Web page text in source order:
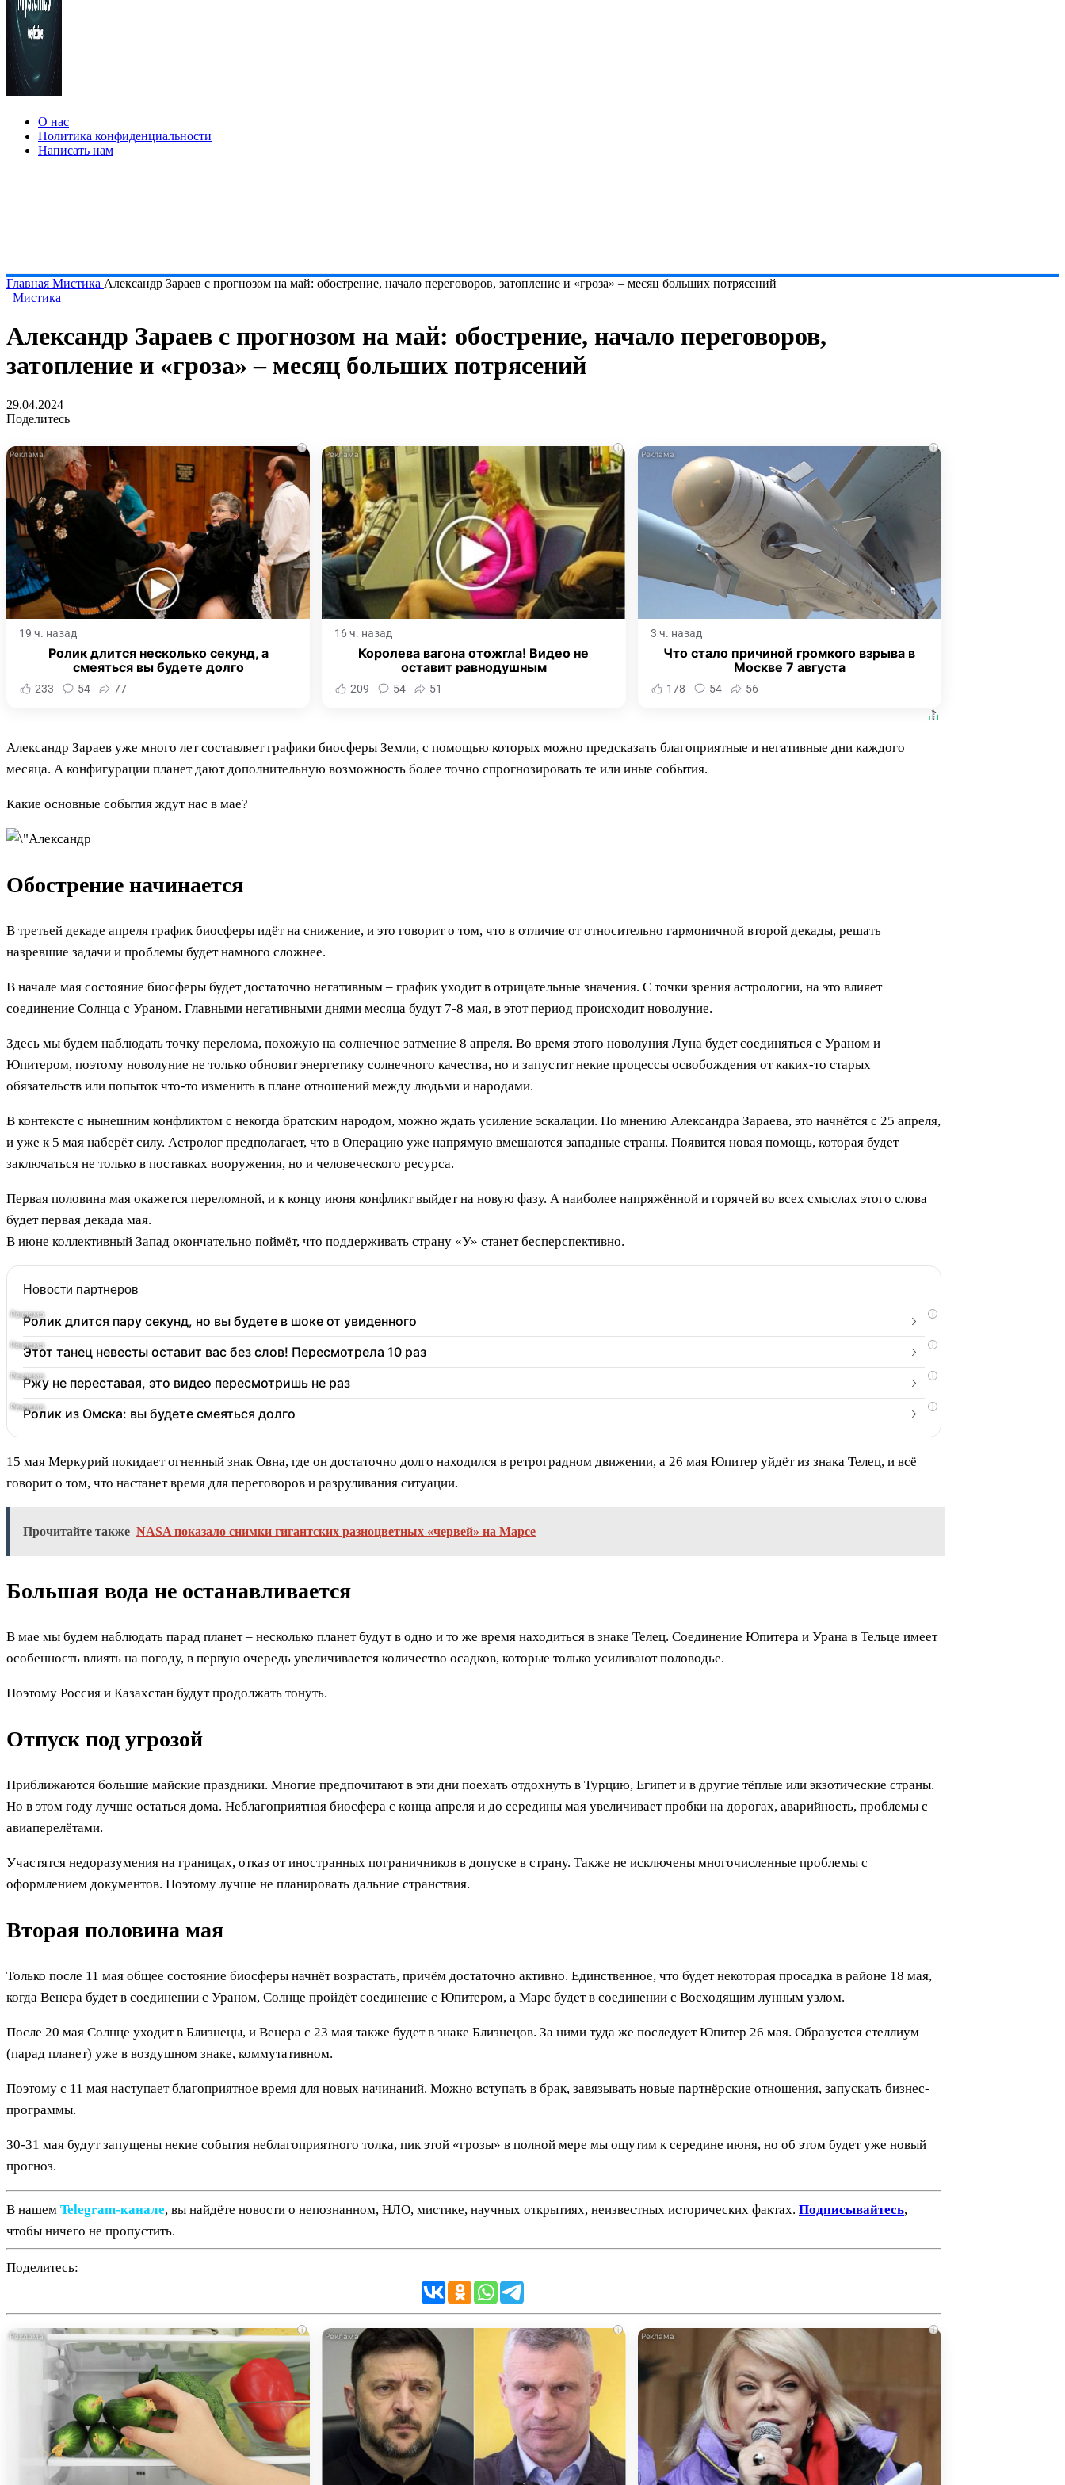
О нас
Политика конфиденциальности
Написать нам
Главная Мистика Александр Зараев с прогнозом на май: обострение, начало переговоров, затопление и «гроза» – месяц больших потрясений
Мистика
Александр Зараев с прогнозом на май: обострение, начало переговоров,
затопление и «гроза» – месяц больших потрясений
29.04.2024
Поделитесь
i
19 ч. назад
Ролик длится несколько секунд, а
смеяться вы будете долго
233 54 77
i
16 ч. назад
Королева вагона отожгла! Видео не
оставит равнодушным
209 54 51
i
3 ч. назад
Что стало причиной громкого взрыва в
Москве 7 августа
178 54 56
Александр Зараев уже много лет составляет графики биосферы Земли, с помощью которых можно предсказать благоприятные и негативные дни каждого
месяца. А конфигурации планет дают дополнительную возможность более точно спрогнозировать те или иные события.
Какие основные события ждут нас в мае?
Обострение начинается
В третьей декаде апреля график биосферы идёт на снижение, и это говорит о том, что в отличие от относительно гармоничной второй декады, решать
назревшие задачи и проблемы будет намного сложнее.
В начале мая состояние биосферы будет достаточно негативным – график уходит в отрицательные значения. С точки зрения астрологии, на это влияет
соединение Солнца с Ураном. Главными негативными днями месяца будут 7-8 мая, в этот период происходит новолуние.
Здесь мы будем наблюдать точку перелома, похожую на солнечное затмение 8 апреля. Во время этого новолуния Луна будет соединяться с Ураном и
Юпитером, поэтому новолуние не только обновит энергетику солнечного качества, но и запустит некие процессы освобождения от каких-то старых
обязательств или попыток что-то изменить в плане отношений между людьми и народами.
В контексте с нынешним конфликтом с некогда братским народом, можно ждать усиление эскалации. По мнению Александра Зараева, это начнётся с 25 апреля,
и уже к 5 мая наберёт силу. Астролог предполагает, что в Операцию уже напрямую вмешаются западные страны. Появится новая помощь, которая будет
заключаться не только в поставках вооружения, но и человеческого ресурса.
Первая половина мая окажется переломной, и к концу июня конфликт выйдет на новую фазу. А наиболее напряжённой и горячей во всех смыслах этого слова
будет первая декада мая.
В июне коллективный Запад окончательно поймёт, что поддерживать страну «У» станет бесперспективно.
Новости партнеров
i
Ролик длится пару секунд, но вы будете в шоке от увиденного
i
Этот танец невесты оставит вас без слов! Пересмотрела 10 раз
i
Ржу не переставая, это видео пересмотришь не раз
i
Ролик из Омска: вы будете смеяться долго
15 мая Меркурий покидает огненный знак Овна, где он достаточно долго находился в ретроградном движении, а 26 мая Юпитер уйдёт из знака Телец, и всё
говорит о том, что настанет время для переговоров и разруливания ситуации.
Прочитайте также NASA показало снимки гигантских разноцветных «червей» на Марсе
Большая вода не останавливается
В мае мы будем наблюдать парад планет – несколько планет будут в одно и то же время находиться в знаке Телец. Соединение Юпитера и Урана в Тельце имеет
особенность влиять на погоду, в первую очередь увеличивается количество осадков, которые только усиливают половодье.
Поэтому Россия и Казахстан будут продолжать тонуть.
Отпуск под угрозой
Приближаются большие майские праздники. Многие предпочитают в эти дни поехать отдохнуть в Турцию, Египет и в другие тёплые или экзотические страны.
Но в этом году лучше остаться дома. Неблагоприятная биосфера с конца апреля и до середины мая увеличивает пробки на дорогах, аварийность, проблемы с
авиаперелётами.
Участятся недоразумения на границах, отказ от иностранных пограничников в допуске в страну. Также не исключены многочисленные проблемы с
оформлением документов. Поэтому лучше не планировать дальние странствия.
Вторая половина мая
Только после 11 мая общее состояние биосферы начнёт возрастать, причём достаточно активно. Единственное, что будет некоторая просадка в районе 18 мая,
когда Венера будет в соединении с Ураном, Солнце пройдёт соединение с Юпитером, а Марс будет в соединении с Восходящим лунным узлом.
После 20 мая Солнце уходит в Близнецы, и Венера с 23 мая также будет в знаке Близнецов. За ними туда же последует Юпитер 26 мая. Образуется стеллиум
(парад планет) уже в воздушном знаке, коммутативном.
Поэтому с 11 мая наступает благоприятное время для новых начинаний. Можно вступать в брак, завязывать новые партнёрские отношения, запускать бизнес-
программы.
30-31 мая будут запущены некие события неблагоприятного толка, пик этой «грозы» в полной мере мы ощутим к середине июня, но об этом будет уже новый
прогноз.
В нашем Telegram‑канале, вы найдёте новости о непознанном, НЛО, мистике, научных открытиях, неизвестных исторических фактах. Подписывайтесь,
чтобы ничего не пропустить.
Поделитесь:
i i i